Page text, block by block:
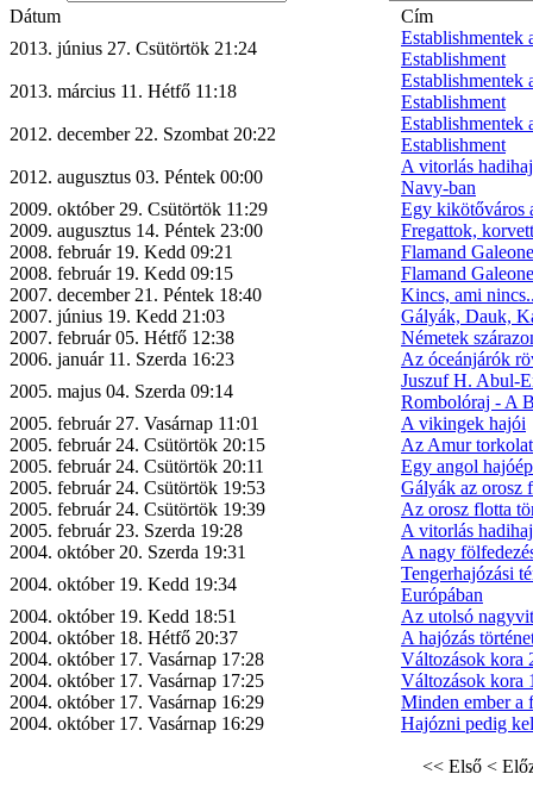
Dátum
Cím
2013. június 27. Csütörtök 21:24
Establishment
2013. március 11. Hétfő 11:18
Establishment
2012. december 22. Szombat 20:22
Establishmentek
Establishment
2012. augusztus 03. Péntek 00:00
A vitorlás
Navy-ban
2009. október 29. Csütörtök 11:29
Egy kikötőváros
2009. augusztus 14. Péntek 23:00
Fregattok,
2008. február 19. Kedd 09:21
Flamand
2008. február 19. Kedd 09:15
Flamand
2007. december 21. Péntek 18:40
Kincs, ami
2007. június 19. Kedd 21:03
Gályák, Dauk,
2007. február 05. Hétfő 12:38
Németek
2006. január 11. Szerda 16:23
Az óceánjárók
2005. majus 04. Szerda 09:14
Juszuf H. Abul-
Rombolóraj - A
2005. február 27. Vasárnap 11:01
A vikingek hajói
2005. február 24. Csütörtök 20:15
Az Amur
2005. február 24. Csütörtök 20:11
Egy angol
2005. február 24. Csütörtök 19:53
Gályák az orosz
2005. február 24. Csütörtök 19:39
Az orosz flotta
2005. február 23. Szerda 19:28
A vitorlás
2004. október 20. Szerda 19:31
A nagy
2004. október 19. Kedd 19:34
Tengerhajózási
Európában
2004. október 19. Kedd 18:51
Az utolsó
2004. október 18. Hétfő 20:37
A hajózás
2004. október 17. Vasárnap 17:28
Változások kora
2004. október 17. Vasárnap 17:25
Változások kora
2004. október 17. Vasárnap 16:29
Minden ember a
2004. október 17. Vasárnap 16:29
Hajózni pedig
<< Első <